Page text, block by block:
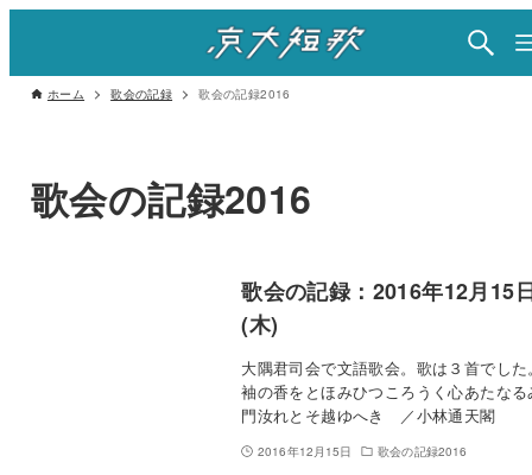
ホーム 歌会の記録 歌会の記録2016
歌会の記録2016
歌会の記録：2016年12月15
(木)
大隅君司会で文語歌会。歌は３首でした
袖の香をとほみひつころうく心あたなる
門汝れとそ越ゆへき ／小林通天閣
2016年12月15日 歌会の記録2016